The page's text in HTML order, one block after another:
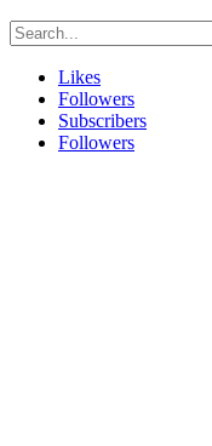
Likes
Followers
Subscribers
Followers